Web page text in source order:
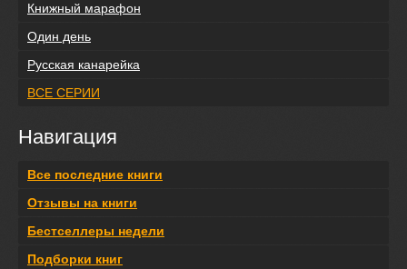
Книжный марафон
Один день
Русская канарейка
ВСЕ СЕРИИ
Навигация
Все последние книги
Отзывы на книги
Бестселлеры недели
Подборки книг